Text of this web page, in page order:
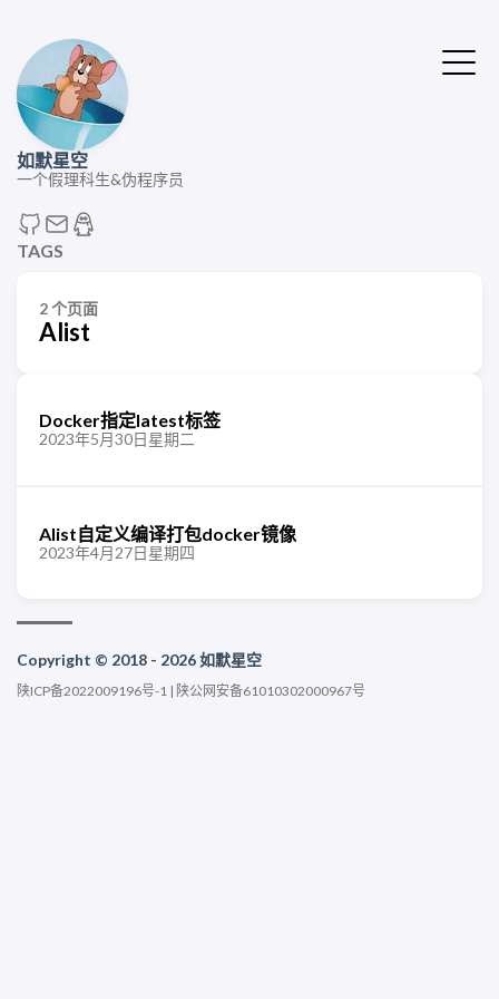
如默星空
一个假理科生&伪程序员
TAGS
2 个页面
Alist
Docker指定latest标签
2023年5月30日星期二
Alist自定义编译打包docker镜像
2023年4月27日星期四
Copyright © 2018 - 2026 如默星空
陕ICP备2022009196号-1 | 陕公网安备61010302000967号